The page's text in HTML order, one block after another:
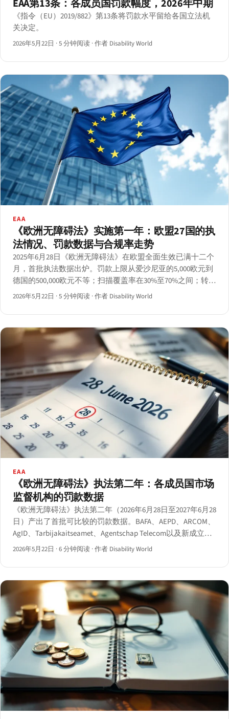
EAA第13条：各成员国罚款幅度，2026年中期
《指令（EU）2019/882》第13条将罚款水平留给各国立法机
关决定。
2026年5月22日 ·5 分钟阅读 ·作者 Disability World
EAA
《欧洲无障碍法》实施第一年：欧盟27国的执
法情况、罚款数据与合规率走势
2025年6月28日《欧洲无障碍法》在欧盟全面生效已满十二个
月，首批执法数据出炉。罚款上限从爱沙尼亚的5,000欧元到
德国的500,000欧元不等；扫描覆盖率在30%至70%之间；转置
进展仍不均衡。
2026年5月22日 ·5 分钟阅读 ·作者 Disability World
EAA
《欧洲无障碍法》执法第二年：各成员国市场
监督机构的罚款数据
《欧洲无障碍法》执法第二年（2026年6月28日至2027年6月28
日）产出了首批可比较的罚款数据。BAFA、AEPD、ARCOM、
AgID、Tarbijakaitseamet、Agentschap Telecom以及新成立的
比利时AIBE均已公开发布执法行动记录。
2026年5月22日 ·6 分钟阅读 ·作者 Disability World